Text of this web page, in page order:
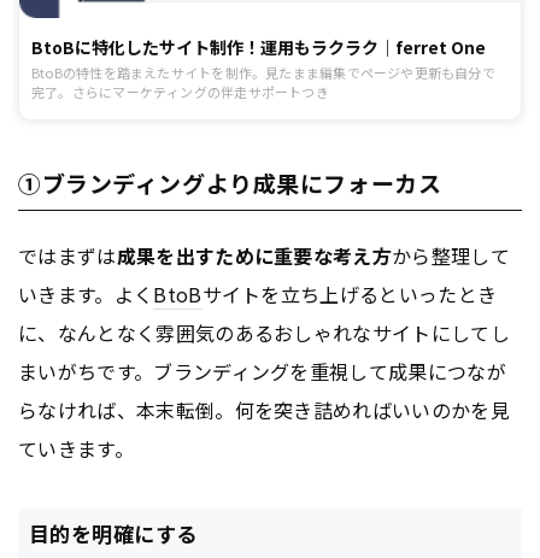
BtoBに特化したサイト制作！運用もラクラク｜ferret One
BtoBの特性を踏まえたサイトを制作。見たまま編集でページや更新も自分で
完了。さらにマーケティングの伴走サポートつき
①ブランディングより成果にフォーカス
ではまずは成果を出すために重要な考え方から整理して
いきます。よく BtoBサイトを立ち上げるといったとき
に、なんとなく雰囲気のあるおしゃれなサイトにしてし
まいがちです。ブランディングを重視して成果につなが
らなければ、本末転倒。何を突き詰めればいいのかを見
ていきます。
目的を明確にする